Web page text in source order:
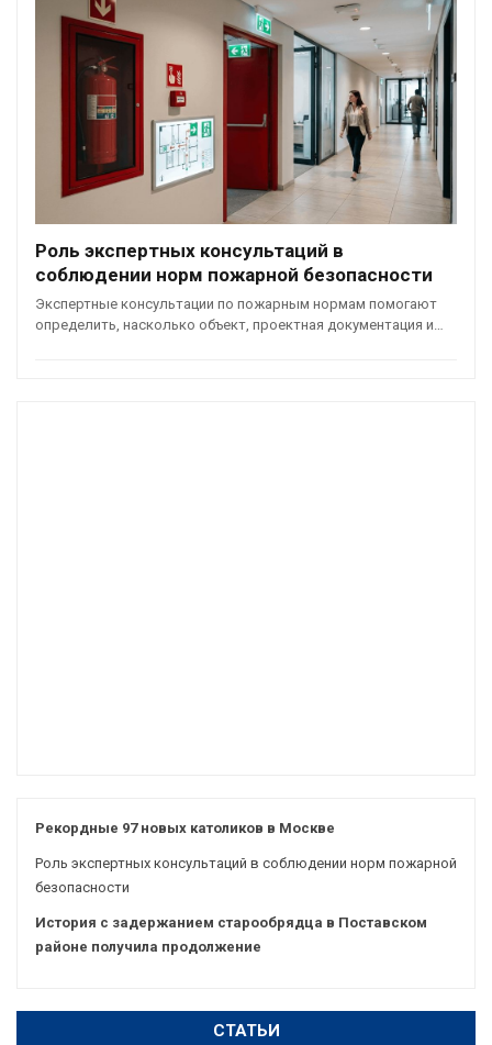
Роль экспертных консультаций в
соблюдении норм пожарной безопасности
Экспертные консультации по пожарным нормам помогают
определить, насколько объект, проектная документация и…
Рекордные 97 новых католиков в Москве
Роль экспертных консультаций в соблюдении норм пожарной
безопасности
История с задержанием старообрядца в Поставском
районе получила продолжение
СТАТЬИ